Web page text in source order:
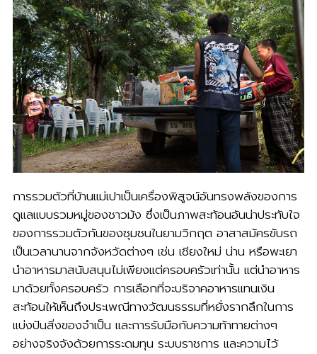
การรวมตัวที่บ้านแม่เปาเป็นเครื่องพิสูจน์อันทรงพลังของการ
ดูแลแบบรวมหมู่ของชาวม้ง ซึ่งเป็นภาพสะท้อนอันน่าประทับใจ
ของการรวมตัวกันของชุมชนในยามวิกฤต อาสาสมัครขับรถ
เป็นเวลานานจากจังหวัดต่างๆ เช่น เชียงใหม่ น่าน หรือพะเยา
นำอาหารมาสนับสนุนไม่เพียงแต่ครอบครัวเท่านั้น แต่นำอาหาร
มาด้วยทั้งครอบครัว การเลือกที่จะบริจาคอาหารแทนเงิน
สะท้อนให้เห็นถึงประเพณีทางวัฒนธรรมที่หยั่งรากลึกในการ
แบ่งปันสิ่งของจำเป็น และการรับมือกับความท้าทายต่างๆ
อย่างจริงจังด้วยการระดมทุน ระบบราชการ และความไว้